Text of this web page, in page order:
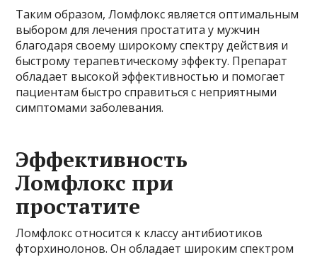
Таким образом, Ломфлокс является оптимальным
выбором для лечения простатита у мужчин
благодаря своему широкому спектру действия и
быстрому терапевтическому эффекту. Препарат
обладает высокой эффективностью и помогает
пациентам быстро справиться с неприятными
симптомами заболевания.
Эффективность
Ломфлокс при
простатите
Ломфлокс относится к классу антибиотиков
фторхинолонов. Он обладает широким спектром